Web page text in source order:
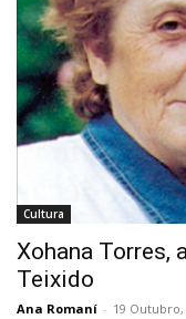
Cultura
Xohana Torres,
Teixido
Ana Romaní - 19 Outubro,